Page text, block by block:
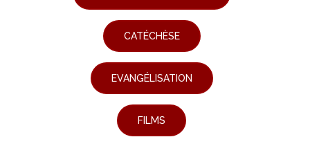
CATÉCHÈSE
EVANGÉLISATION
FILMS